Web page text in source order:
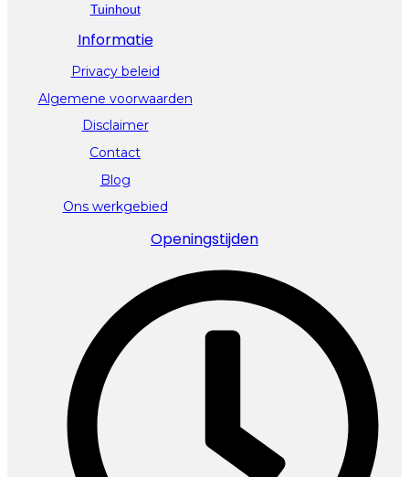
Tuinhout
Informatie
Privacy beleid
Algemene voorwaarden
Disclaimer
Contact
Blog
Ons werkgebied
Openingstijden